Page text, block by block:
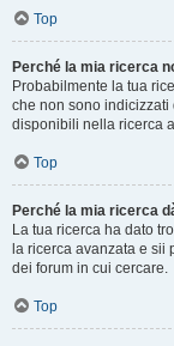
Top
Perché la mia ricerca
Probabilmente la tua
che non sono
disponibili nella ricerca
Top
Perché la mia ricerca
La tua ricerca ha dato
la ricerca avanzata e sii
dei forum in cui cercare.
Top